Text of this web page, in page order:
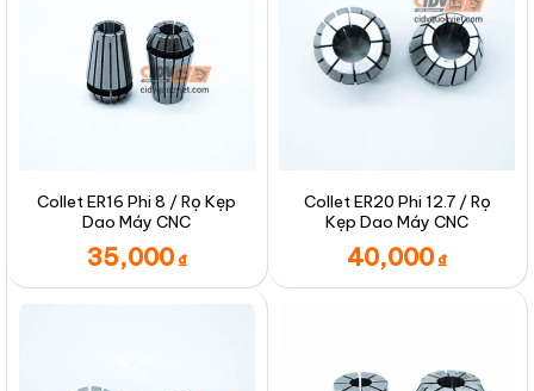
Collet ER16 Phi 8 / Rọ Kẹp
Dao Máy CNC
35,000 ₫
Collet ER20 Phi 12.7 / Rọ
Kẹp Dao Máy CNC
40,000 ₫